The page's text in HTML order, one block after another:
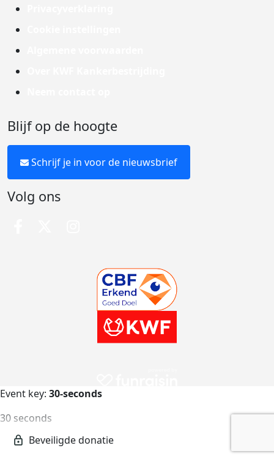
Blijf op de hoogte
Schrijf je in voor de nieuwsbrief
Volg ons
Event key: 30-seconds
30 seconds
30-seconds